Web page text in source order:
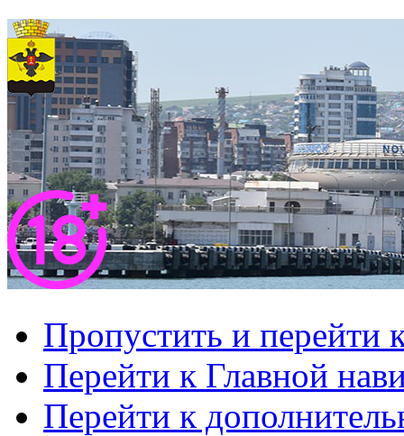
Пропустить и перейти
Перейти к Главной
Перейти к